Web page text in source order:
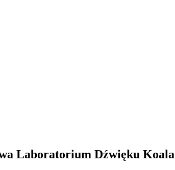
Laboratorium Dźwięku Koala